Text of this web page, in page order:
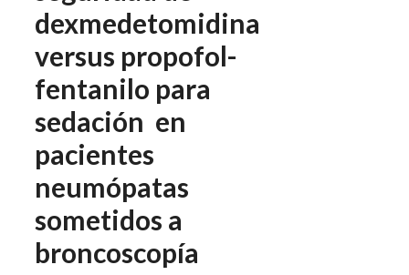
dexmedetomidina
versus propofol-
fentanilo para
sedación en
pacientes
neumópatas
sometidos a
broncoscopía